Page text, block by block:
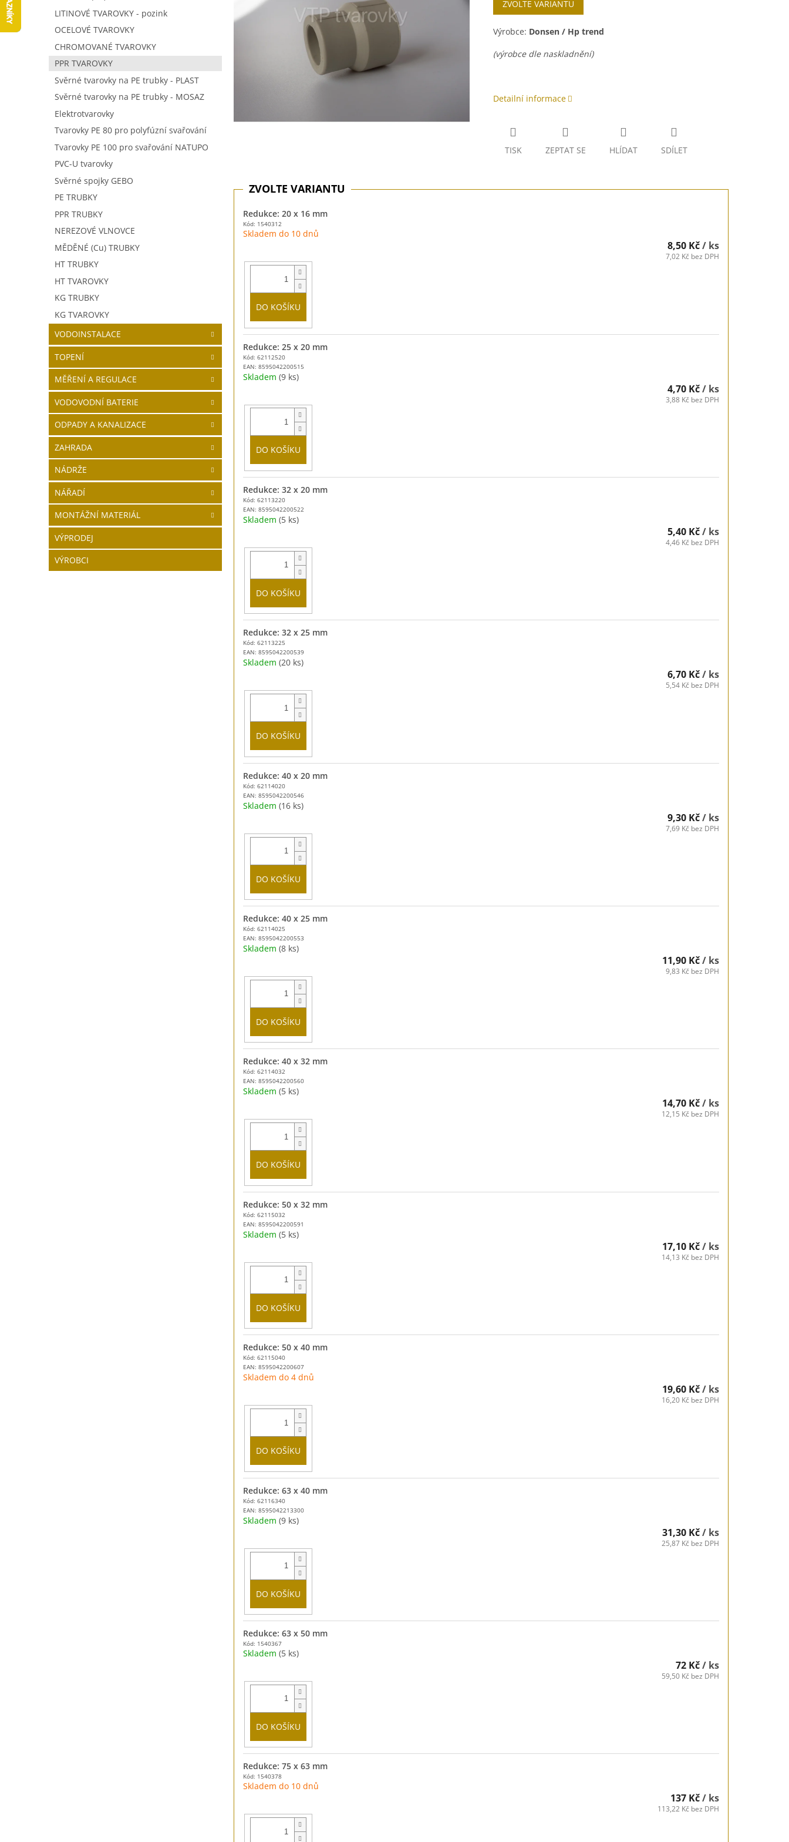
e
l
LITINOVÉ TVAROVKY - pozink
OCELOVÉ TVAROVKY
CHROMOVANÉ TVAROVKY
PPR TVAROVKY
Svěrné tvarovky na PE trubky - PLAST
Svěrné tvarovky na PE trubky - MOSAZ
Elektrotvarovky
Tvarovky PE 80 pro polyfúzní svařování
Tvarovky PE 100 pro svařování NATUPO
PVC-U tvarovky
Svěrné spojky GEBO
PE TRUBKY
PPR TRUBKY
NEREZOVÉ VLNOVCE
MĚDĚNÉ (Cu) TRUBKY
HT TRUBKY
HT TVAROVKY
KG TRUBKY
KG TVAROVKY
VODOINSTALACE
TOPENÍ
MĚŘENÍ A REGULACE
VODOVODNÍ BATERIE
ODPADY A KANALIZACE
ZAHRADA
NÁDRŽE
NÁŘADÍ
MONTÁŽNÍ MATERIÁL
VÝPRODEJ
VÝROBCI
hvězdiček.
cena:
ZVOLTE VARIANTU
Výrobce: Donsen / Hp trend
(výrobce dle naskladnění)
Detailní informace
TISK ZEPTAT SE HLÍDAT SDÍLET
Kód: 1540312
Redukce: 20 x 16 mm
Skladem do 10 dnů
8,50 Kč/ ks
7,02 Kč bez DPH
DO KOŠÍKU
Kód: 62112520
EAN: 8595042200515
Redukce: 25 x 20 mm
Skladem (9 ks)
4,70 Kč/ ks
3,88 Kč bez DPH
DO KOŠÍKU
Kód: 62113220
EAN: 8595042200522
Redukce: 32 x 20 mm
Skladem (5 ks)
5,40 Kč/ ks
4,46 Kč bez DPH
DO KOŠÍKU
Kód: 62113225
EAN: 8595042200539
Redukce: 32 x 25 mm
Skladem (20 ks)
6,70 Kč/ ks
5,54 Kč bez DPH
DO KOŠÍKU
Kód: 62114020
EAN: 8595042200546
Redukce: 40 x 20 mm
Skladem (16 ks)
9,30 Kč/ ks
7,69 Kč bez DPH
DO KOŠÍKU
Kód: 62114025
EAN: 8595042200553
Redukce: 40 x 25 mm
Skladem (8 ks)
11,90 Kč/ ks
9,83 Kč bez DPH
DO KOŠÍKU
Kód: 62114032
EAN: 8595042200560
Redukce: 40 x 32 mm
Skladem (5 ks)
14,70 Kč/ ks
12,15 Kč bez DPH
DO KOŠÍKU
Kód: 62115032
EAN: 8595042200591
Redukce: 50 x 32 mm
Skladem (5 ks)
17,10 Kč/ ks
14,13 Kč bez DPH
DO KOŠÍKU
Kód: 62115040
EAN: 8595042200607
Redukce: 50 x 40 mm
Skladem do 4 dnů
19,60 Kč/ ks
16,20 Kč bez DPH
DO KOŠÍKU
Kód: 62116340
EAN: 8595042213300
Redukce: 63 x 40 mm
Skladem (9 ks)
31,30 Kč/ ks
25,87 Kč bez DPH
DO KOŠÍKU
Kód: 1540367
Redukce: 63 x 50 mm
Skladem (5 ks)
72 Kč/ ks
59,50 Kč bez DPH
DO KOŠÍKU
Kód: 1540378
Redukce: 75 x 63 mm
Skladem do 10 dnů
137 Kč/ ks
113,22 Kč bez DPH